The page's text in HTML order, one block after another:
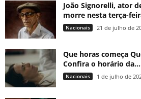
João Signorelli, ator
morre nesta terça-
Nacionais 21 de julho de
Que horas começa
Confira o horário da...
Nacionais 1 de julho de